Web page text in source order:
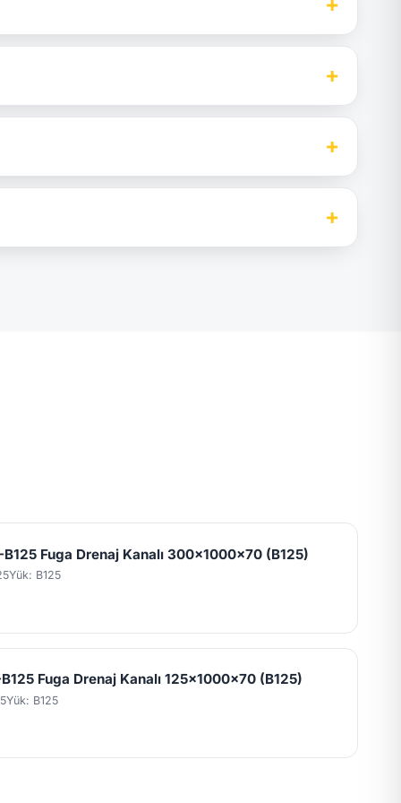
+
+
+
Fuga Drenaj Kanalı 300x1000x70 (B125)
Yük: B125
Fuga Drenaj Kanalı 125x1000x70 (B125)
Yük: B125